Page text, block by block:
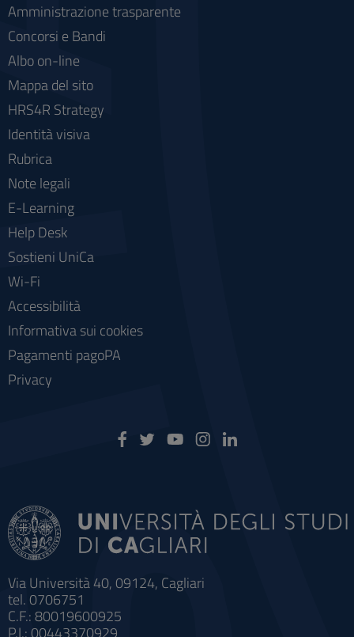
Via Università 40, 09124, Cagliari
tel. 0706751
C.F.: 80019600925
P.I.: 00443370929
Amministrazione trasparente
Concorsi e Bandi
Albo on-line
Mappa del sito
HRS4R Strategy
Identità visiva
Rubrica
Note legali
E-Learning
Help Desk
Sostieni UniCa
Wi-Fi
Accessibilità
Informativa sui cookies
Pagamenti pagoPA
Privacy